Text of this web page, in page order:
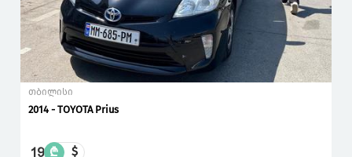
თბილისი
2014 - TOYOTA Prius
19 ₾ $